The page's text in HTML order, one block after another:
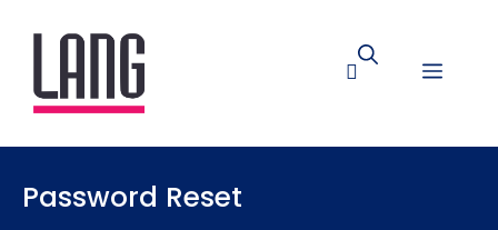
Password Reset